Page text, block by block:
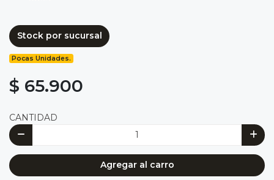
Stock por sucursal
Pocas Unidades.
$ 65.900
CANTIDAD
Agregar al carro